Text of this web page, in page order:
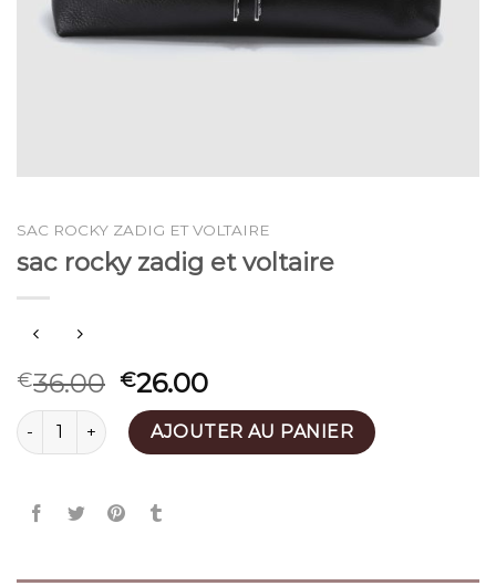
SAC ROCKY ZADIG ET VOLTAIRE
sac rocky zadig et voltaire
€36.00 €26.00
quantité de sac rocky zadig et voltaire
AJOUTER AU PANIER